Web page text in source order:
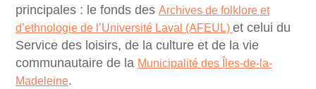
principales : le fonds des Archives de folklore et
d’ethnologie de l’Université Laval (AFEUL) et celui du
Service des loisirs, de la culture et de la vie
communautaire de la Municipalité des Îles-de-la-
Madeleine.